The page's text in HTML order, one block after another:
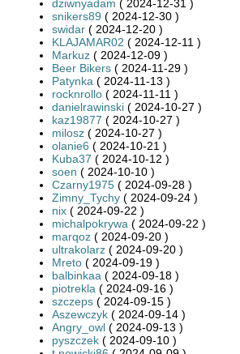
dziwnyadam ( 2024-12-31 )
snikers89 ( 2024-12-30 )
swidar ( 2024-12-20 )
KLAJAMAR02 ( 2024-12-11 )
Markuz ( 2024-12-09 )
Beer Bikers ( 2024-11-29 )
Patynka ( 2024-11-13 )
rocknrollo ( 2024-11-11 )
danielrawinski ( 2024-10-27 )
kaz19877 ( 2024-10-27 )
milosz ( 2024-10-27 )
olanie6 ( 2024-10-21 )
Kuba37 ( 2024-10-12 )
soen ( 2024-10-10 )
Czarny1975 ( 2024-09-28 )
Zimny_Tychy ( 2024-09-24 )
nix ( 2024-09-22 )
michalpokrywa ( 2024-09-22 )
marqoz ( 2024-09-20 )
ultrakolarz ( 2024-09-20 )
Mreto ( 2024-09-19 )
balbinkaa ( 2024-09-18 )
piotrekla ( 2024-09-16 )
szczeps ( 2024-09-15 )
Aszewczyk ( 2024-09-14 )
Angry_owl ( 2024-09-13 )
pyszczek ( 2024-09-10 )